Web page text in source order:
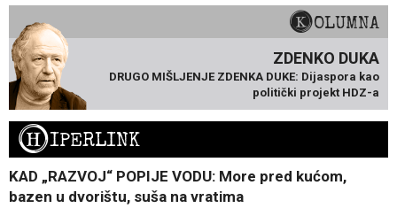
KOLUMNA
ZDENKO DUKA
DRUGO MIŠLJENJE ZDENKA DUKE: Dijaspora kao
politički projekt HDZ-a
HIPERLINK
KAD „RAZVOJ“ POPIJE VODU: More pred kućom,
bazen u dvorištu, suša na vratima